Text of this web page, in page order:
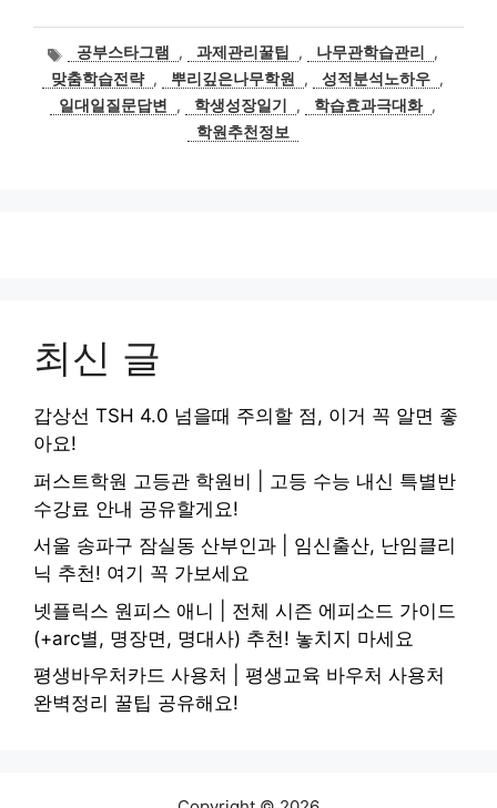
태
그
공부스타그램 , 과제관리꿀팁 , 나무관학습관리
,
맞춤학습전략 , 뿌리깊은나무학원 , 성적분석노하우 ,
일대일질문답변
, 학생성장일기 , 학습효과극대화 ,
학원추천정보
최신 글
갑상선 TSH 4.0 넘을때 주의할 점, 이거 꼭 알면 좋
아요!
퍼스트학원 고등관 학원비 | 고등 수능 내신 특별반
수강료 안내 공유할게요!
서울 송파구 잠실동 산부인과 | 임신출산, 난임클리
닉 추천! 여기 꼭 가보세요
넷플릭스 원피스 애니 | 전체 시즌 에피소드 가이드
(+arc별, 명장면, 명대사) 추천! 놓치지 마세요
평생바우처카드 사용처 | 평생교육 바우처 사용처
완벽정리 꿀팁 공유해요!